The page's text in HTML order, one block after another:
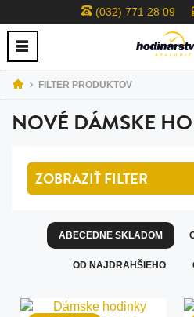
(032) 771 28 09
FILTER PRODUKTOV
NOVÉ DÁMSKE
ZOBRAZIŤFILTER
ABECEDNE SKLADOM
OD NAJDRAHŠIEHO